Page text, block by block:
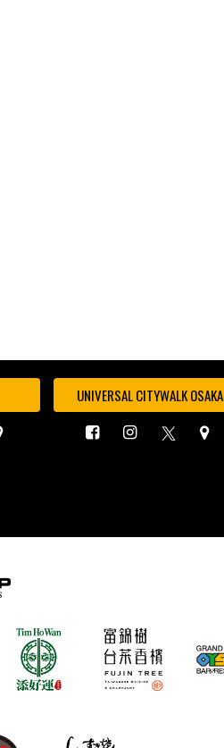
UNIVERSAL CITYWALK OSAKA